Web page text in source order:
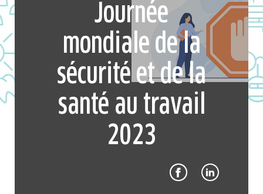
Journée
mondiale de la
sécurité et de la
santé au travail
2023